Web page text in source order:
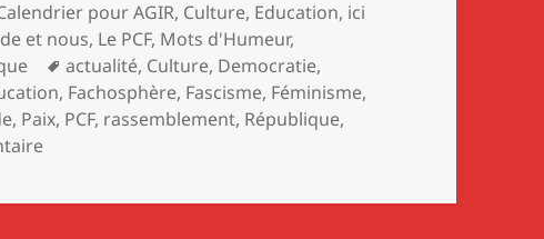
pour AGIR, Culture, Education, ici
et nous, Le PCF, Mots d'Humeur,
Mots-
clés
actualité, Culture, Democratie,
, Fachosphère, Fascisme, Féminisme,
, Paix, PCF, rassemblement, République,
sur Déclaration du Parti communiste français (PCF) lors